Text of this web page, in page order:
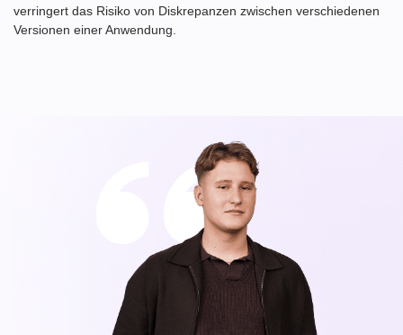
verringert das Risiko von Diskrepanzen zwischen verschiedenen
Versionen einer Anwendung.